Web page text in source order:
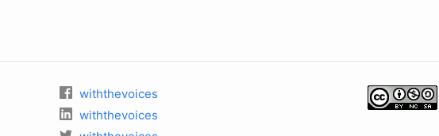
withthevoices
withthevoices